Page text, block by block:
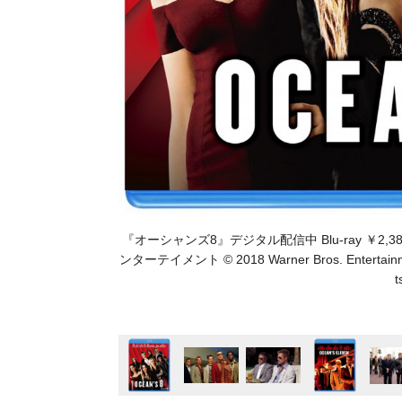
『オーシャンズ8』デジタル配信中 Blu-ray ￥
ンターテイメント © 2018 Warner Bros.